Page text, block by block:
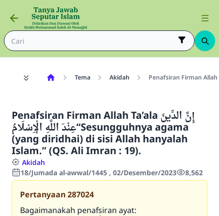
Tema Akidah
Penafsiran Firman Allah Ta’ala إِنَّ الدِّينَ
عِنْدَ اللَّهِ الْإِسْلَامُ“Sesungguhnya agama
(yang diridhai) di sisi Allah hanyalah
Islam.” (QS. Ali Imran : 19).
Akidah
18/Jumada al-awwal/1445 , 02/Desember/2023
8,562
Pertanyaan287024
Bagaimanakah penafsiran ayat: